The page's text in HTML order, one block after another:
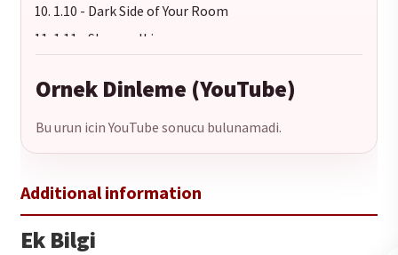
1.10 - Dark Side of Your Room
1.11 - Sleepwalking
Ornek Dinleme (YouTube)
Bu urun icin YouTube sonucu bulunamadi.
Ek Bilgi